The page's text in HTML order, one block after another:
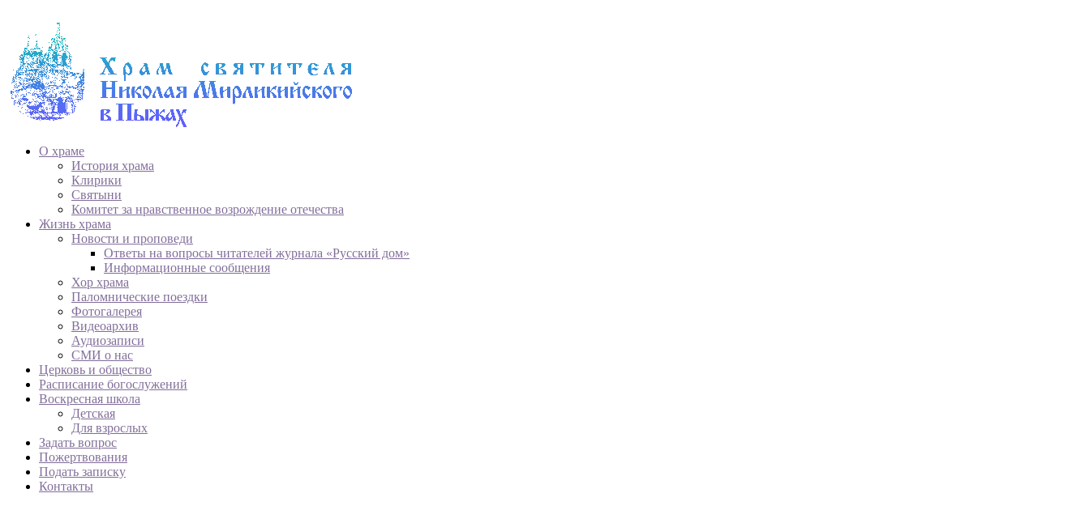
О храме
История храма
Клирики
Святыни
Комитет за нравственное возрождение отечества
Жизнь храма
Новости и проповеди
Ответы на вопросы читателей журнала «Русский дом»
Информационные сообщения
Хор храма
Паломнические поездки
Фотогалерея
Видеоархив
Аудиозаписи
СМИ о нас
Церковь и общество
Расписание богослужений
Воскресная школа
Детская
Для взрослых
Задать вопрос
Пожертвования
Подать записку
Контакты